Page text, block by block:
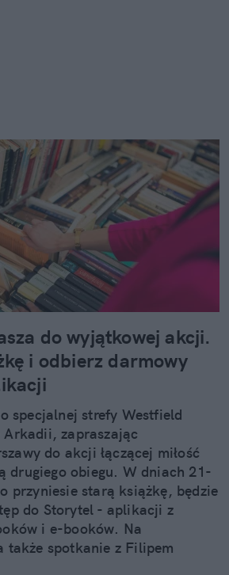
do wyjątkowej akcji.
i odbierz darmowy
specjalnej strefy Westfield
Arkadii, zapraszając
do akcji łączącej miłość
drugiego obiegu. W dniach 21-
przyniesie starą książkę, będzie
do Storytel - aplikacji z
i e-booków. Na
także spotkanie z Filipem